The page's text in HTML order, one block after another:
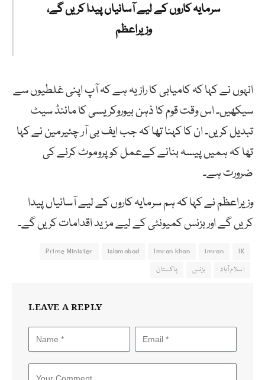
سرمایہ کاروں کے لیے آسانیاں پیدا کریں گے،
وزیراعظم
انہوں نے کہا کہ کامیابی کا راز یہ ہے کہ آپ اپنی غلطیوں سے
سیکھیں۔ اس وقت قوم کا ذہن بیوروکریسی کا مائنڈ سیٹ
تبدیل کریں۔ ان کا کہنا تھا کہ جب ایف بی آر چئیرمین نے کہا
تھا کہ ہمیں پیسہ بنانے کےعمل کو پروموٹ کرنے کی
ضرورت ہے۔
وزیراعظم نے کہا کہ ہم سرمایہ کاروں کے لیے آسانیاں پیدا
کریں گے اور بزنس کمیونٹی کے لیے مزید اقدامات کریں گے۔
IK
imran
Imran khan
islamabad
Prime Minister
اسلام آباد
بزنس پاکستان
LEAVE A REPLY